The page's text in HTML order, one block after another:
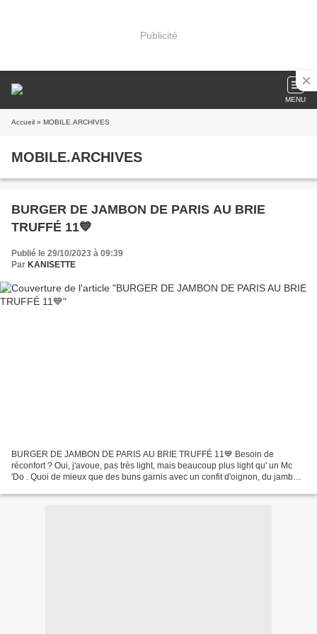
Publicité
MENU
Accueil » MOBILE.ARCHIVES
MOBILE.ARCHIVES
BURGER DE JAMBON DE PARIS AU BRIE
TRUFFÉ 11💙
Publié le 29/10/2023 à 09:39
Par KANISETTE
BURGER DE JAMBON DE PARIS AU BRIE TRUFFÉ 11💙 Besoin de
réconfort ? Oui, j'avoue, pas très light, mais beaucoup plus light qu' un Mc
'Do . Quoi de mieux que des buns garnis avec un confit d'oignon, du jambon